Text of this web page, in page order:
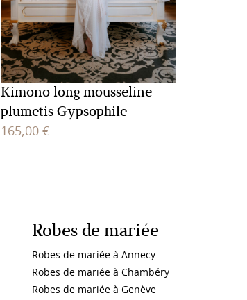
Kimono long mousseline
plumetis Gypsophile
165,00 €
Robes de mariée
Robes de mariée à Annecy
Robes de mariée à Chambéry
Robes de mariée à Genève